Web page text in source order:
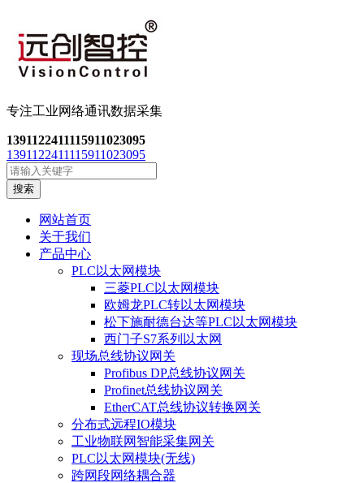
专注工业网络通讯数据采集
1391122411115911023095
1391122411115911023095
搜索
网站首页
关于我们
产品中心
PLC以太网模块
三菱PLC以太网模块
欧姆龙PLC转以太网模块
松下施耐德台达等PLC以太网模块
西门子S7系列以太网
现场总线协议网关
Profibus DP总线协议网关
Profinet总线协议网关
EtherCAT总线协议转换网关
分布式远程IO模块
工业物联网智能采集网关
PLC以太网模块(无线)
跨网段网络耦合器